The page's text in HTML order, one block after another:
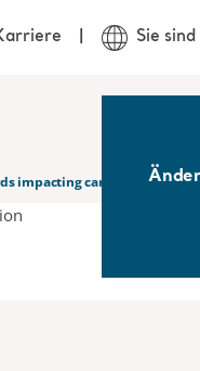
Sie
impacting caregiver injury